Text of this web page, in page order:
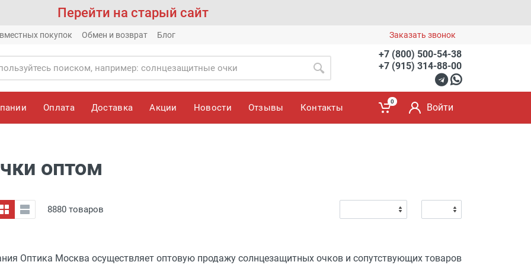
Перейти на старый сайт
покупок Обмен и возврат Блог Заказать звонок
+7 (800) 500-54-38
+7 (915) 314-88-00
Оплата Доставка Акции Новости Отзывы Контакты
0
Войти
оптом
8880 товаров
Оптика Москва осуществляет оптовую продажу солнцезащитных очков и сопутствующих товаров